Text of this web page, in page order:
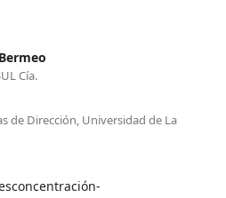
Cía.
de Dirección, Universidad de La